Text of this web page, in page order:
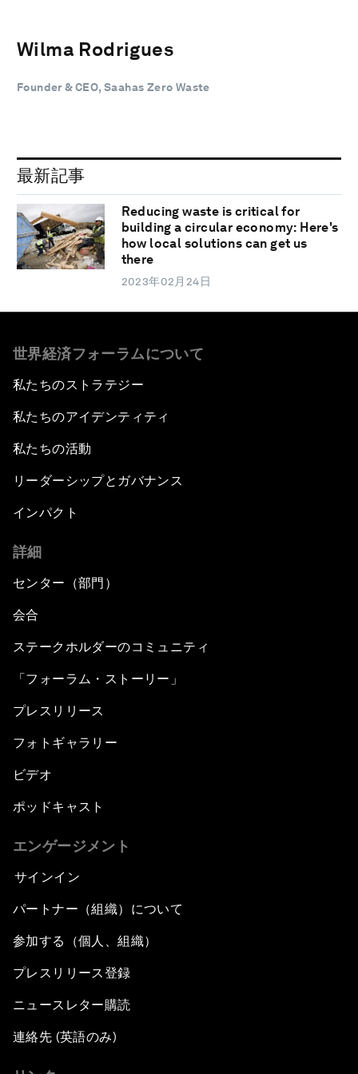
Wilma Rodrigues
Founder & CEO, Saahas Zero Waste
最新記事
Reducing waste is critical for
building a circular economy: Here's
how local solutions can get us
there
2023年02月24日
世界経済フォーラムについて
私たちのストラテジー
私たちのアイデンティティ
私たちの活動
リーダーシップとガバナンス
インパクト
詳細
センター（部門）
会合
ステークホルダーのコミュニティ
「フォーラム・ストーリー」
プレスリリース
フォトギャラリー
ビデオ
ポッドキャスト
エンゲージメント
サインイン
パートナー（組織）について
参加する（個人、組織）
プレスリリース登録
ニュースレター購読
連絡先 (英語のみ)